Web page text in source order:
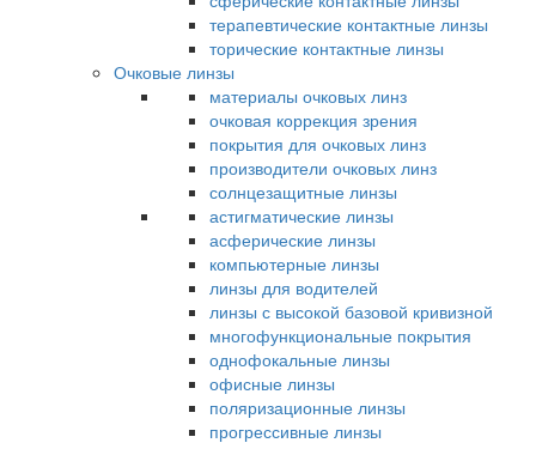
терапевтические контактные линзы
торические контактные линзы
Очковые линзы
материалы очковых линз
очковая коррекция зрения
покрытия для очковых линз
производители очковых линз
солнцезащитные линзы
астигматические линзы
асферические линзы
компьютерные линзы
линзы для водителей
линзы с высокой базовой кривизной
многофункциональные покрытия
однофокальные линзы
офисные линзы
поляризационные линзы
прогрессивные линзы